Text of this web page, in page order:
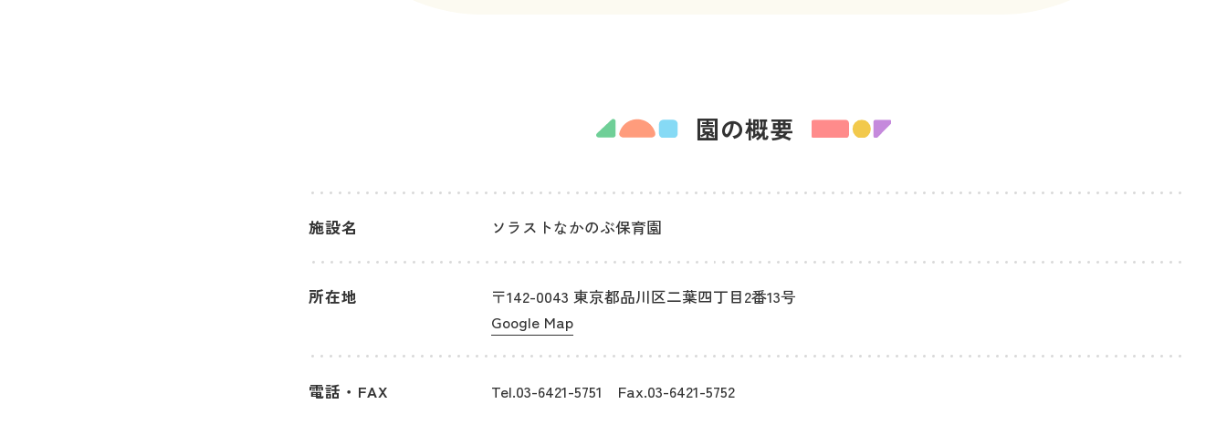
園の概要
施設名 ソラストなかのぶ保育園
所在地
〒142-0043 東京都品川区二葉四丁目2番13号
Google Map
電話・FAX Tel.03-6421-5751 Fax.03-6421-5752